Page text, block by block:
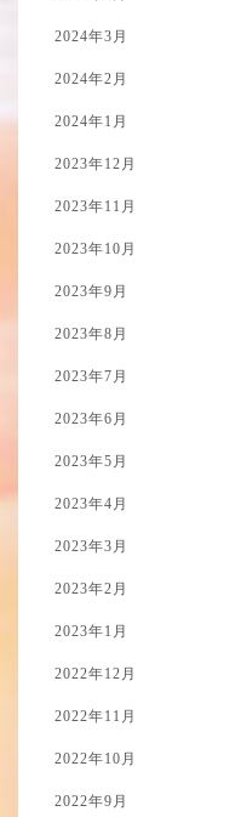
2024年3月
2024年2月
2024年1月
2023年12月
2023年11月
2023年10月
2023年9月
2023年8月
2023年7月
2023年6月
2023年5月
2023年4月
2023年3月
2023年2月
2023年1月
2022年12月
2022年11月
2022年10月
2022年9月